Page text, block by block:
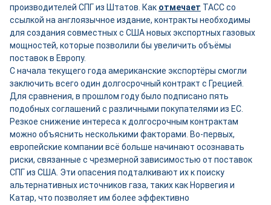
производителей СПГ из Штатов. Как отмечает ТАСС со
ссылкой на англоязычное издание, контракты необходимы
для создания совместных с США новых экспортных газовых
мощностей, которые позволили бы увеличить объёмы
поставок в Европу.
С начала текущего года американские экспортёры смогли
заключить всего один долгосрочный контракт с Грецией.
Для сравнения, в прошлом году было подписано пять
подобных соглашений с различными покупателями из ЕС.
Резкое снижение интереса к долгосрочным контрактам
можно объяснить несколькими факторами. Во-первых,
европейские компании всё больше начинают осознавать
риски, связанные с чрезмерной зависимостью от поставок
СПГ из США. Эти опасения подталкивают их к поиску
альтернативных источников газа, таких как Норвегия и
Катар, что позволяет им более эффективно